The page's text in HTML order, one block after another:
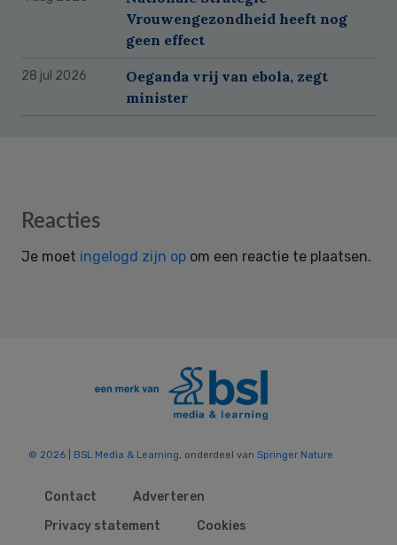
Vrouwengezondheid heeft nog
geen effect
28 jul 2026
Oeganda vrij van ebola, zegt
minister
Reader
Reacties
Je moet ingelogd zijn op om een reactie te plaatsen.
© 2026 | BSL Media & Learning , onderdeel van Springer Nature
Contact
Adverteren
Privacy statement
Cookies